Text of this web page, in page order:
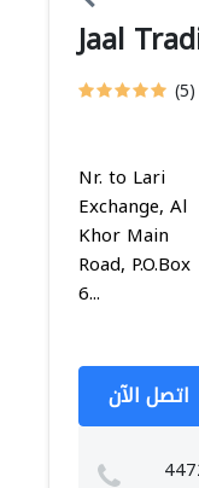
Jaal
(5)
Nr. to Lari
Exchange, Al
Khor Main
Road, P.O.Box
6...
اتصل الآن